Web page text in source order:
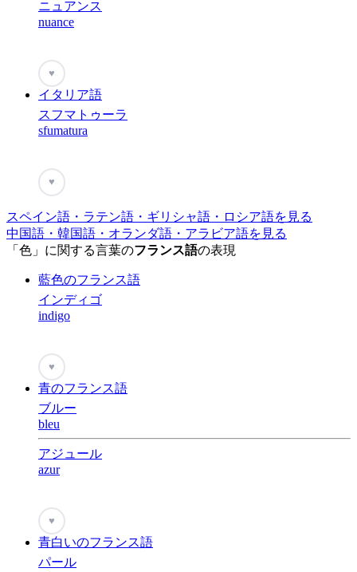
ニュアンス
nuance
♥
イタリア語
スフマトゥーラ
sfumatura
♥
スペイン語・ラテン語・ギリシャ語・ロシア語を見る
中国語・韓国語・オランダ語・アラビア語を見る
「色」に関する言葉のフランス語の表現
藍色のフランス語
インディゴ
indigo
♥
青のフランス語
ブルー
bleu
アジュール
azur
♥
青白いのフランス語
パール